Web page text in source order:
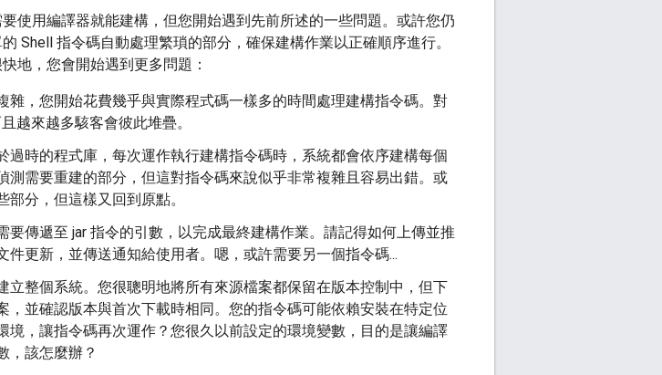
使用編譯器就能建構，但您開始遇到先前所述的一些問題。或許您仍
Shell 指令碼自動處理繁瑣的部分，確保建構作業以正確順序進行。
地，您會開始遇到更多問題：
雜，您開始花費幾乎與實際程式碼一樣多的時間處理建構指令碼。對
越來越多駭客會彼此堆疊。
過時的程式庫，每次運作執行建構指令碼時，系統都會依序建構每個
測需要重建的部分，但這對指令碼來說似乎非常複雜且容易出錯。或
分，但這樣又回到原點。
要傳遞至 jar 指令的引數，以完成最終建構作業。請記得如何上傳並推
更新，並傳送通知給使用者。嗯，或許需要另一個指令碼...
立整個系統。您很聰明地將所有來源檔案都保留在版本控制中，但下
，並確認版本與首次下載時相同。您的指令碼可能依賴安裝在特定位
境，讓指令碼再次運作？您很久以前設定的環境變數，目的是讓編譯
，該怎麼辦？